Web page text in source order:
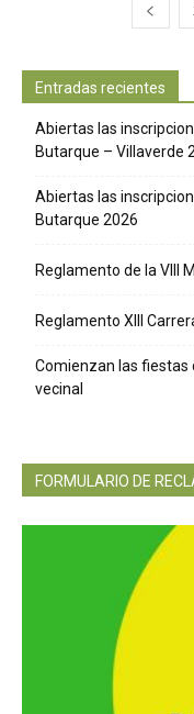
Entradas recientes
Abiertas las
Butarque – Villaverde
Abiertas las
Butarque 2026
Reglamento de la VIII
Reglamento XIII
Comienzan las fiestas
vecinal
FORMULARIO DE